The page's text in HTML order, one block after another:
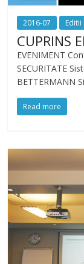
2016-07 Editii
CUPRINS
EVENIMENT
SECURITATE
BETTERMANN
Read more